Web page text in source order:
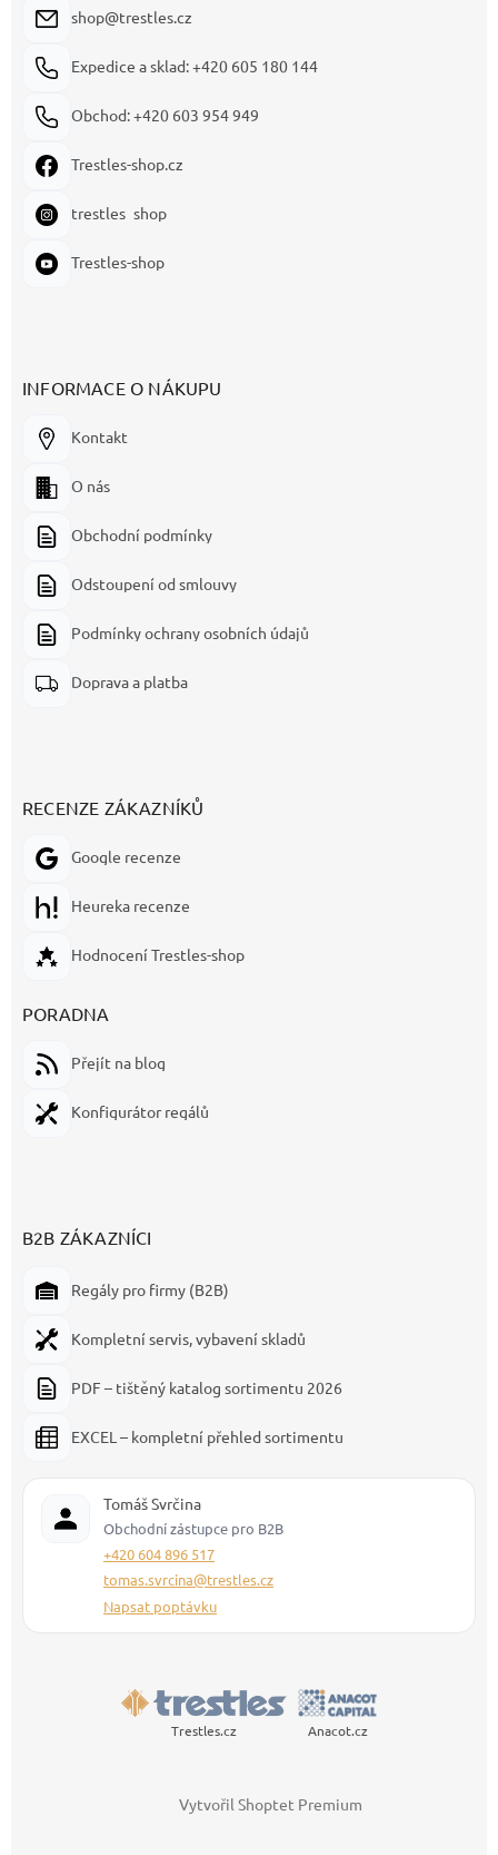
shop@trestles.cz
Expedice a sklad: +420 605 180 144
Obchod: +420 603 954 949
Trestles-shop.cz
trestles_shop
Trestles-shop
INFORMACE O NÁKUPU
Kontakt
O nás
Obchodní podmínky
Odstoupení od smlouvy
Podmínky ochrany osobních údajů
Doprava a platba
RECENZE ZÁKAZNÍKŮ
Google recenze
Heureka recenze
Hodnocení Trestles-shop
PORADNA
Přejít na blog
Konfigurátor regálů
B2B ZÁKAZNÍCI
Regály pro firmy (B2B)
Kompletní servis, vybavení skladů
PDF – tištěný katalog sortimentu 2026
EXCEL – kompletní přehled sortimentu
Tomáš Svrčina
Obchodní zástupce pro B2B
+420 604 896 517
tomas.svrcina@trestles.cz
Napsat poptávku
Trestles.cz Anacot.cz
Vytvořil Shoptet Premium